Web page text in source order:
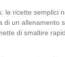
le ricette semplici
di un allenamento
di smaltire